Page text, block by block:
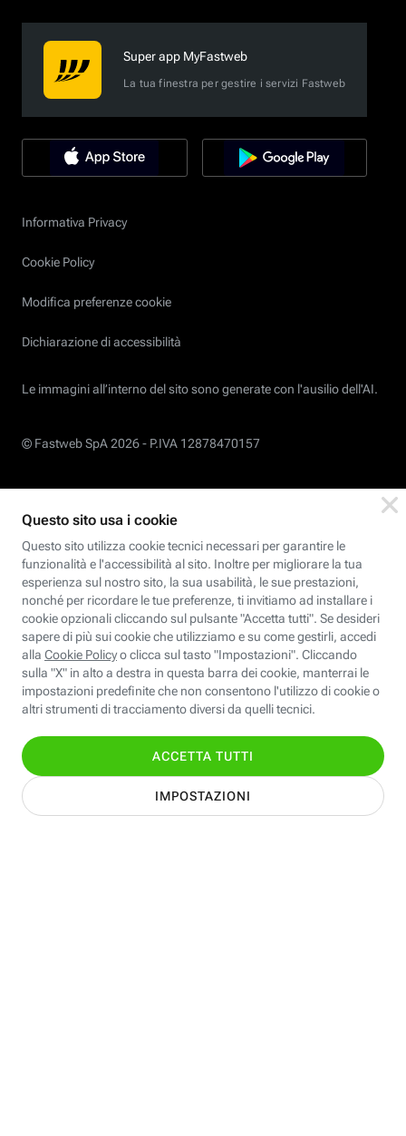
Super app MyFastweb
La tua finestra per gestire i servizi Fastweb
Informativa Privacy
Cookie Policy
Modifica preferenze cookie
Dichiarazione di accessibilità
Le immagini all’interno del sito sono generate con l'ausilio dell'AI.
© Fastweb SpA 2026 - P.IVA 12878470157